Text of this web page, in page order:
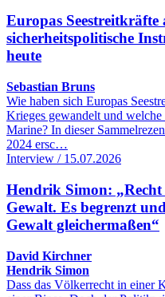
Europas Seestreitkräfte
sicherheitspolitische
heute
Sebastian Bruns
Wie haben sich Europas
Krieges gewandelt und
Marine? In dieser
2024 ersc…
Interview / 15.07.2026
Hendrik Simon: „Recht
Gewalt. Es begrenzt
Gewalt gleichermaßen“
David Kirchner
Hendrik Simon
Dass das Völkerrecht in einer